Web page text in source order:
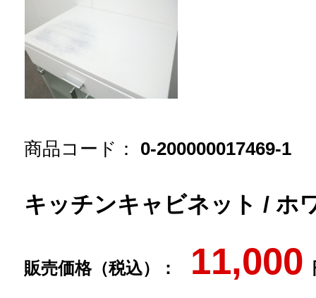
商品コード： 0-200000017469-1
キッチンキャビネット / ホ
販売価格（税込）： 11,000